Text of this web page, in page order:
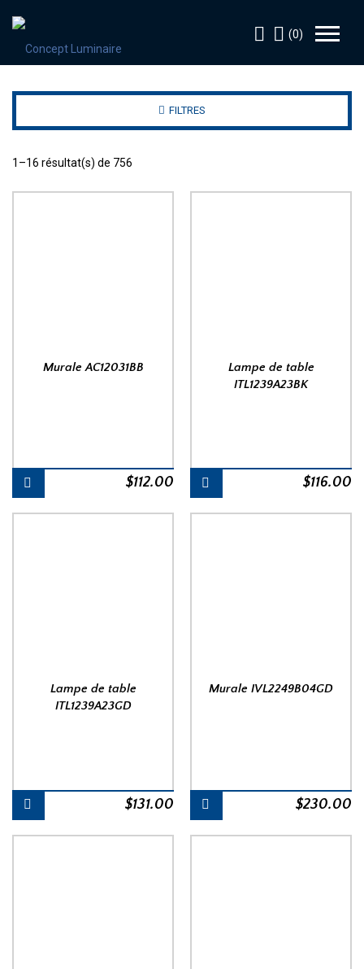
(0)
FILTRES
1–16 résultat(s) de 756
Murale AC12031BB
$112.00
Lampe de table
ITL1239A23BK
$116.00
Lampe de table
ITL1239A23GD
$131.00
Murale IVL2249B04GD
$230.00